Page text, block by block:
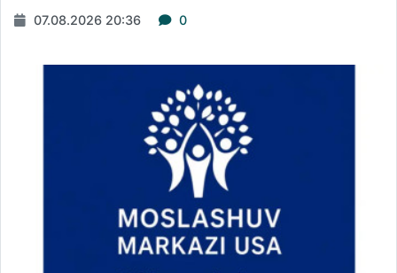
07.08.2026 20:36 0